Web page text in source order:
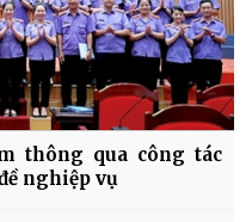
thông qua công tác
nghiệp vụ